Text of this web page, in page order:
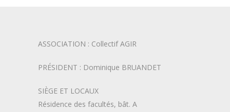
ASSOCIATION : Collectif AGIR
PRÉSIDENT : Dominique BRUANDET
SIÈGE ET LOCAUX
Résidence des facultés, bât. A